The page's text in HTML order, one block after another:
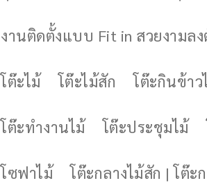
งานติดตั้งแบบ Fit in สวยงามล
โต๊ะไม้ โต๊ะไม้สัก โต๊ะกินข้าว
โต๊ะทำงานไม้ โต๊ะประชุมไม้
โซฟาไม้ โต๊ะกลางไม้สัก | โต๊